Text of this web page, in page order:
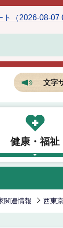
（2026-08-07
文字
健康・福祉
関連情報 西東